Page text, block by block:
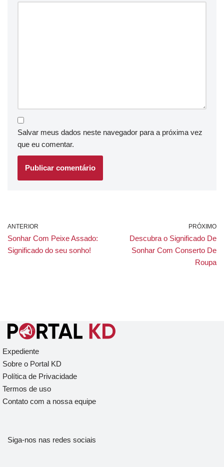
Salvar meus dados neste navegador para a próxima vez
que eu comentar.
ANTERIOR
Sonhar Com Peixe Assado:
Significado do seu sonho!
PRÓXIMO
Descubra o Significado De
Sonhar Com Conserto De
Roupa
Expediente
Sobre o Portal KD
Política de Privacidade
Termos de uso
Contato com a nossa equipe
Siga-nos nas redes sociais